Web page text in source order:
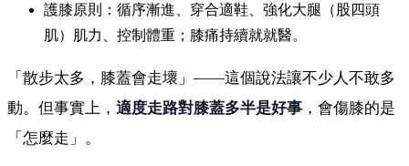
護膝原則：循序漸進、穿合適鞋、強化大腿（股四頭
肌）肌力、控制體重；膝痛持續就就醫。
「散步太多，膝蓋會走壞」——這個說法讓不少人不敢多
動。但事實上， 適度走路對膝蓋多半是好事 ，會傷膝的是
「怎麼走」。
散步會傷膝蓋嗎？這幾種走法才要避免